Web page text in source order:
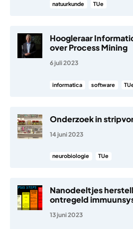
natuurkunde TUe
Hoogleraar
over Process Mining
6 juli 2023
informatica software
Onderzoek in
14 juni 2023
neurobiologie TUe
Nanodeeltjes
ontregeld
13 juni 2023